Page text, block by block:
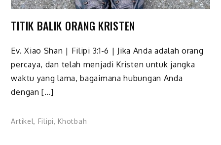
TITIK BALIK ORANG KRISTEN
Ev. Xiao Shan | Filipi 3:1-6 | Jika Anda adalah orang
percaya, dan telah menjadi Kristen untuk jangka
waktu yang lama, bagaimana hubungan Anda
dengan […]
Artikel, Filipi, Khotbah